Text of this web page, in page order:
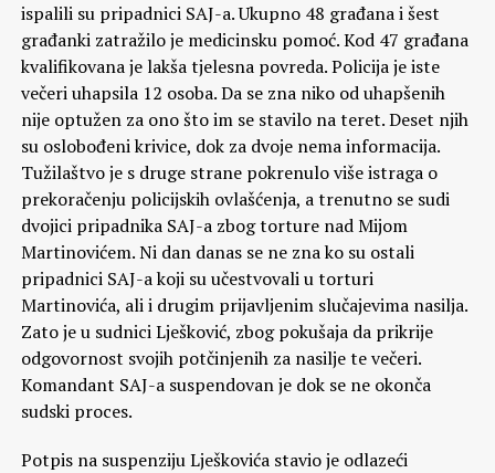
ispalili su pripadnici SAJ-a. Ukupno 48 građana i šest
građanki zatražilo je medicinsku pomoć. Kod 47 građana
kvalifikovana je lakša tjelesna povreda. Policija je iste
večeri uhapsila 12 osoba. Da se zna niko od uhapšenih
nije optužen za ono što im se stavilo na teret. Deset njih
su oslobođeni krivice, dok za dvoje nema informacija.
Tužilaštvo je s druge strane pokrenulo više istraga o
prekoračenju policijskih ovlašćenja, a trenutno se sudi
dvojici pripadnika SAJ-a zbog torture nad Mijom
Martinovićem. Ni dan danas se ne zna ko su ostali
pripadnici SAJ-a koji su učestvovali u torturi
Martinovića, ali i drugim prijavljenim slučajevima nasilja.
Zato je u sudnici Lješković, zbog pokušaja da prikrije
odgovornost svojih potčinjenih za nasilje te večeri.
Komandant SAJ-a suspendovan je dok se ne okonča
sudski proces.
Potpis na suspenziju Lješkovića stavio je odlazeći